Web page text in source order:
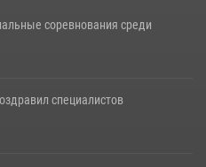
соревнования среди
специалистов